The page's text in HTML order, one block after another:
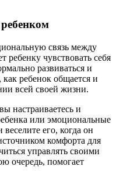
связь между
ребенку чувствовать себя
развиваться и
ребенок общается и
всей своей жизни.
настраиваетесь и
или эмоциональные
его, когда он
комфорта для
управлять своими
очередь, помогает